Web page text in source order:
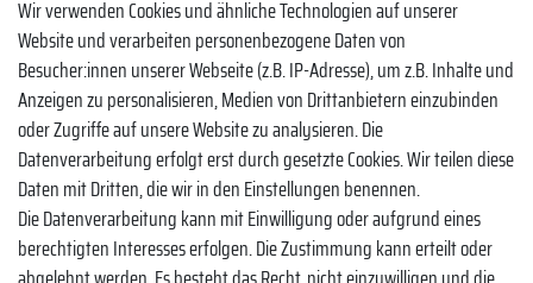
Facebook
Instagram
TikTok
Zahlungsmethoden
Wir verwenden Cookies und ähnliche Technologien auf unserer
Website und verarbeiten personenbezogene Daten von
Besucher:innen unserer Webseite (z.B. IP-Adresse), um z.B. Inhalte und
Anzeigen zu personalisieren, Medien von Drittanbietern einzubinden
oder Zugriffe auf unsere Website zu analysieren. Die
Datenverarbeitung erfolgt erst durch gesetzte Cookies. Wir teilen diese
Daten mit Dritten, die wir in den Einstellungen benennen.
Die Datenverarbeitung kann mit Einwilligung oder aufgrund eines
berechtigten Interesses erfolgen. Die Zustimmung kann erteilt oder